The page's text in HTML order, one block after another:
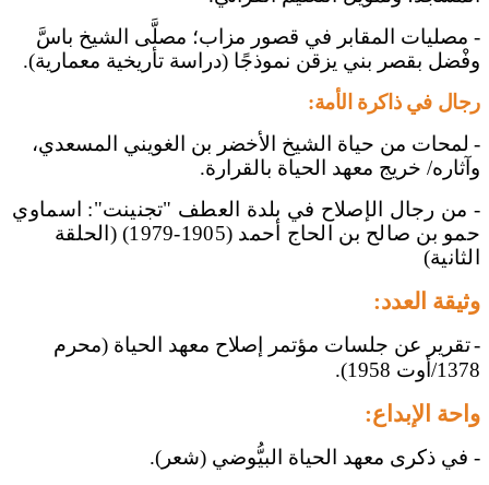
- مصليات المقابر في قصور مزاب؛ مصلَّى الشيخ باسَّ
وفْضل بقصر بني يزقن نموذجًا (دراسة تأريخية معمارية).
رجال في ذاكرة الأمة:
- لمحات من حياة الشيخ الأخضر بن الغويني المسعدي،
وآثاره/ خريج معهد الحياة بالقرارة.
- من رجال الإصلاح في بلدة العطف "تجنينت": اسماوي
حمو بن صالح بن الحاج أحمد (1905-1979) (الحلقة
الثانية)
وثيقة العدد:
-تقرير عن جلسات مؤتمر إصلاح معهد الحياة (محرم
1378/أوت 1958).
واحة الإبداع:
- في ذكرى معهد الحياة البيُّوضي (شعر).